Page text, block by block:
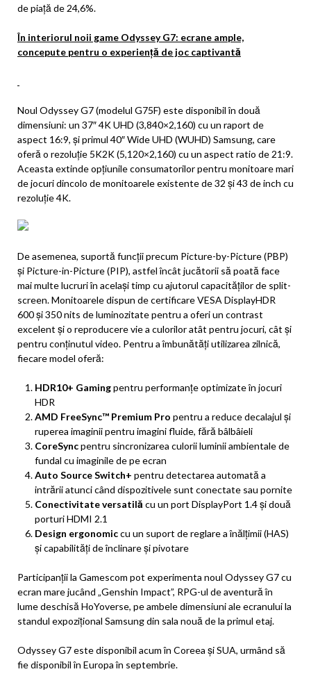
de piață de 24,6%.
În interiorul noii game Odyssey G7: ecrane ample,
concepute pentru o experiență de joc captivantă
Noul Odyssey G7 (modelul G75F) este disponibil în două
dimensiuni: un 37″ 4K UHD (3,840×2,160) cu un raport de
aspect 16:9, și primul 40″ Wide UHD (WUHD) Samsung, care
oferă o rezoluție 5K2K (5,120×2,160) cu un aspect ratio de 21:9.
Aceasta extinde opțiunile consumatorilor pentru monitoare mari
de jocuri dincolo de monitoarele existente de 32 și 43 de inch cu
rezoluție 4K.
De asemenea, suportă funcții precum Picture-by-Picture (PBP)
și Picture-in-Picture (PIP), astfel încât jucătorii să poată face
mai multe lucruri în același timp cu ajutorul capacităților de split-
screen. Monitoarele dispun de certificare VESA DisplayHDR
600 și 350 nits de luminozitate pentru a oferi un contrast
excelent și o reproducere vie a culorilor atât pentru jocuri, cât și
pentru conținutul video. Pentru a îmbunătăți utilizarea zilnică,
fiecare model oferă:
HDR10+ Gamingpentru performanțe optimizate în jocuri
HDR
AMD FreeSync™ Premium Pro pentru a reduce decalajul și
ruperea imaginii pentru imagini fluide, fără bâlbâieli
CoreSyncpentru sincronizarea culorii luminii ambientale de
fundal cu imaginile de pe ecran
Auto Source Switch+ pentru detectarea automată a
intrării atunci când dispozitivele sunt conectate sau pornite
Conectivitate versatilă cu un port DisplayPort 1.4 și două
porturi HDMI 2.1
Design ergonomiccu un suport de reglare a înălțimii (HAS)
și capabilități de înclinare și pivotare
Participanții la Gamescom pot experimenta noul Odyssey G7 cu
ecran mare jucând „Genshin Impact”, RPG-ul de aventură în
lume deschisă HoYoverse, pe ambele dimensiuni ale ecranului la
standul expozițional Samsung din sala nouă de la primul etaj.
Odyssey G7 este disponibil acum în Coreea și SUA, urmând să
fie disponibil în Europa în septembrie.